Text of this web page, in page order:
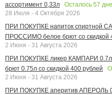
ассортимент 0,33л
Осталось 57
28 Июля - 4 Октября 2026
ПРИ ПОКУПКЕ напиток спиртной
ПРОССИМО белое брют со скидкой
2 Июня - 31 Августа 2026
ПРИ ПОКУПКЕ ликер КАМПАРИ
брют 0.75л со скидкой 400 рублей
2 Июня - 31 Августа 2026
ПРИ ПОКУПКЕ аперитив АПЕРОЛЬ